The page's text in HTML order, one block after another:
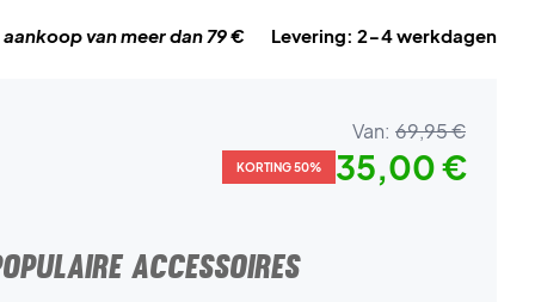
van meer dan 79 € Levering: 2-4 werkdagen
Van: 69,95 €
KORTING 50% 35,00 €
ACCESSOIRES